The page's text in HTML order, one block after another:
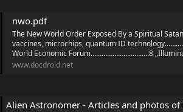
see: Death of communism https://
www.bitchute.com
Я знаю, есть те, кто уже что-то начал,
nwo.pdf
The New World Order Exposed By a Spiritual
vaccines, microchips, quantum ID
World Economic Forum…………………………..8
www.docdroid.net
Alien Astronomer - Articles and photos